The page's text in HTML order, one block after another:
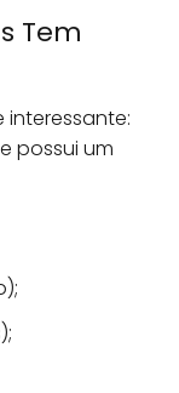
Tem
possui um